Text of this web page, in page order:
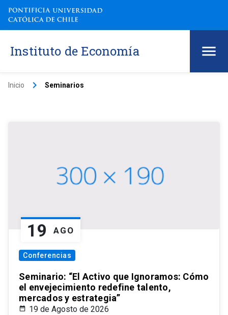
Instituto de Economía
Inicio keyboard_arrow_right Seminarios
19 AGO
Conferencias
Seminario: “El Activo que Ignoramos: Cómo
el envejecimiento redefine talento,
mercados y estrategia”
19 de Agosto de 2026